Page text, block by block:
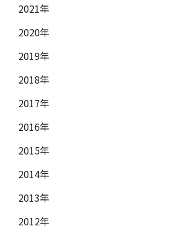
2021年
2020年
2019年
2018年
2017年
2016年
2015年
2014年
2013年
2012年